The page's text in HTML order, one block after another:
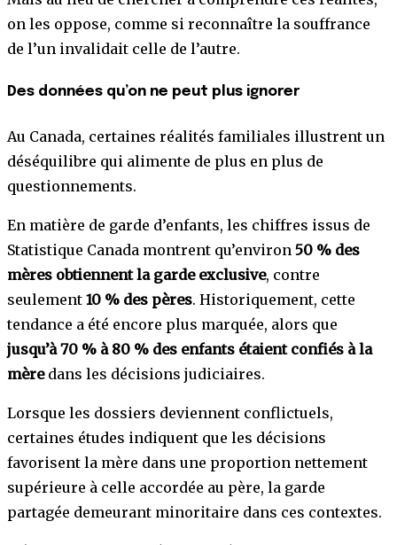
on les oppose, comme si reconnaître la souffrance
de l’un invalidait celle de l’autre.
Des données qu’on ne peut plus ignorer
Au Canada, certaines réalités familiales illustrent un
déséquilibre qui alimente de plus en plus de
questionnements.
En matière de garde d’enfants, les chiffres issus de
Statistique Canada montrent qu’environ 50 % des
mères obtiennent la garde exclusive, contre
seulement 10 % des pères. Historiquement, cette
tendance a été encore plus marquée, alors que
jusqu’à 70 % à 80 % des enfants étaient confiés à la
mèredans les décisions judiciaires.
Lorsque les dossiers deviennent conflictuels,
certaines études indiquent que les décisions
favorisent la mère dans une proportion nettement
supérieure à celle accordée au père, la garde
partagée demeurant minoritaire dans ces contextes.